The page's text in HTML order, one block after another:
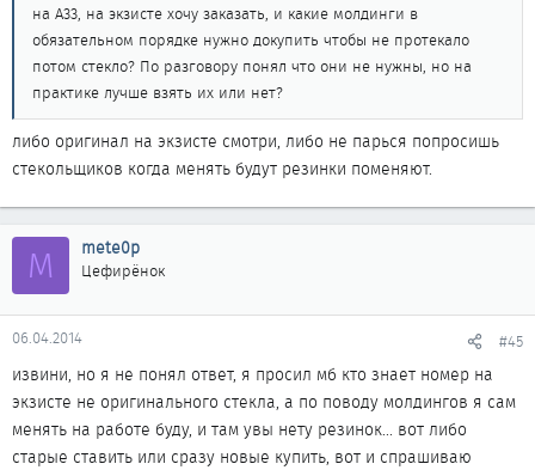
на А33, на экзисте хочу заказать, и какие молдинги в
обязательном порядке нужно докупить чтобы не протекало
потом стекло? По разговору понял что они не нужны, но на
практике лучше взять их или нет?
либо оригинал на экзисте смотри, либо не парься попросишь
стекольщиков когда менять будут резинки поменяют.
M mete0p
Цефирёнок
06.04.2014 #45
извини, но я не понял ответ, я просил мб кто знает номер на
экзисте не оригинального стекла, а по поводу молдингов я сам
менять на работе буду, и там увы нету резинок... вот либо
старые ставить или сразу новые купить, вот и спрашиваю